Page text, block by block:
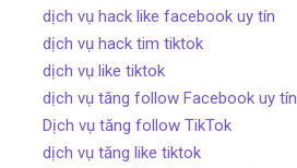
dịch vụ hack like facebook uy tín
dịch vụ hack tim tiktok
dịch vụ like tiktok
dịch vụ tăng follow Facebook uy tín
Dịch vụ tăng follow TikTok
dịch vụ tăng like tiktok